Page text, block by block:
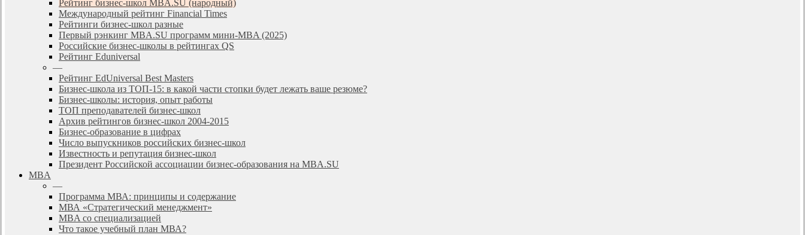
Рейтинг бизнес-школ MBA.SU (народный)
Международный рейтинг Financial Times
Рейтинги бизнес-школ разные
Первый рэнкинг MBA.SU программ мини-MBA (2025)
Российские бизнес-школы в рейтингах QS
Рейтинг Eduniversal
—
Рейтинг EdUniversal Best Masters
Бизнес-школа из ТОП-15: в какой части стопки будет лежать ваше резюме?
Бизнес-школы: история, опыт работы
ТОП преподавателей бизнес-школ
Архив рейтингов бизнес-школ 2004-2015
Бизнес-образование в цифрах
Число выпускников российских бизнес-школ
Известность и репутация бизнес-школ
Президент Российской ассоциации бизнес-образования на MBA.SU
MBA
—
Программа МВА: принципы и содержание
МВА «Cтратегический менеджмент»
MBA со специализацией
Что такое учебный план МВА?